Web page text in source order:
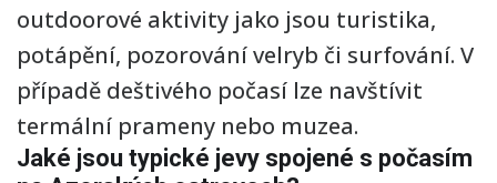
outdoorové aktivity jako jsou turistika,
potápění, pozorování velryb či surfování. V
případě deštivého počasí lze navštívit
termální prameny nebo muzea.
Jaké jsou typické jevy spojené s počasím